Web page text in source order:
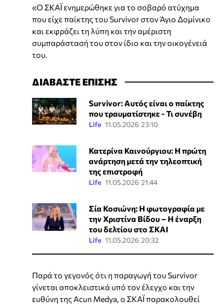
«Ο ΣΚΑΪ ενημερώθηκε για το σοβαρό ατύχημα
που είχε παίκτης του Survivor στον Άγιο Δομίνικο
και εκφράζει τη λύπη και την αμέριστη
συμπαράστασή του στον ίδιο και την οικογένειά
του.
ΔΙΑΒΑΣΤΕ ΕΠΙΣΗΣ
Survivor: Αυτός είναι ο παίκτης
που τραυματίστηκε - Τι συνέβη
Life 11.05.2026 23:10
Κατερίνα Καινούργιου: Η πρώτη
ανάρτηση μετά την τηλεοπτική
της επιστροφή
Life 11.05.2026 21:44
Σία Κοσιώνη: Η φωτογραφία με
την Χριστίνα Βίδου – Η έναρξη
του δελτίου στο ΣΚΑΙ
Life 11.05.2026 20:32
Παρά το γεγονός ότι η παραγωγή του Survivor
γίνεται αποκλειστικά υπό τον έλεγχο και την
ευθύνη της Acun Medya, ο ΣΚΑΪ παρακολουθεί